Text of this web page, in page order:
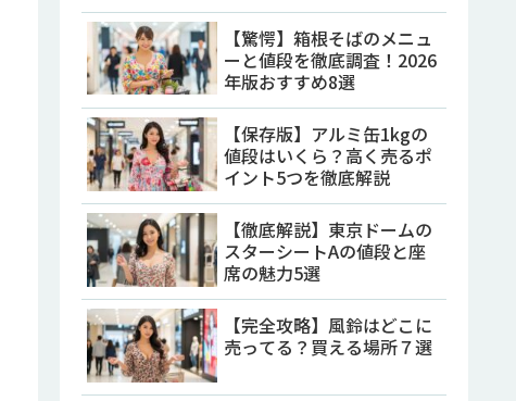
【驚愕】箱根そばのメニュ
ーと値段を徹底調査！2026
年版おすすめ8選
【保存版】アルミ缶1kgの
値段はいくら？高く売るポ
イント5つを徹底解説
【徹底解説】東京ドームの
スターシートAの値段と座
席の魅力5選
【完全攻略】風鈴はどこに
売ってる？買える場所７選